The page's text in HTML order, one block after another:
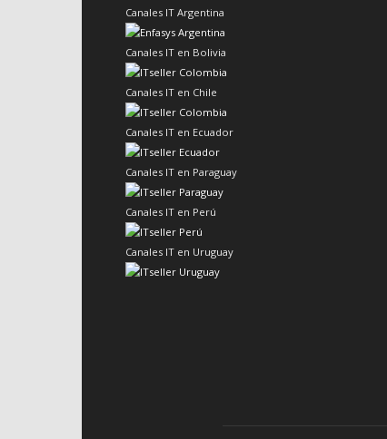
Canales IT Argentina
Canales IT en Bolivia
Canales IT en Chile
Canales IT en Ecuador
Canales IT en Paraguay
Canales IT en Perú
Canales IT en Uruguay